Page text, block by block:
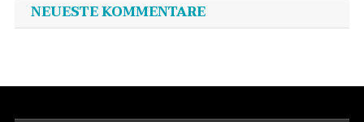
NEUESTE KOMMENTARE